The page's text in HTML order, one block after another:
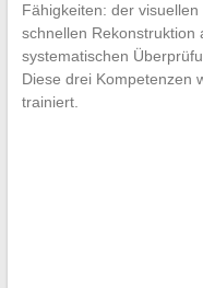
Fähigkeiten: der
schnellen Rekonstruktion
systematischen
Diese drei Kompetenzen
trainiert.